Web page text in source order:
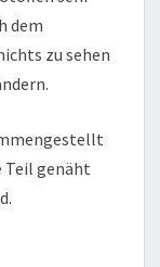
dem
zu sehen
Teil genäht